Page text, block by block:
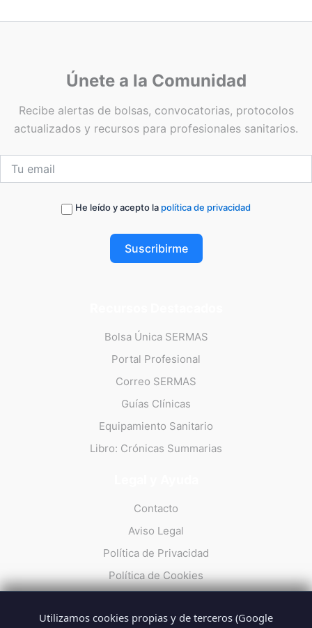
Únete a la Comunidad
Recibe alertas de bolsas, convocatorias, protocolos
actualizados y recursos para profesionales sanitarios.
He leído y acepto la política de privacidad
Suscribirme
Bolsa Única SERMAS
Portal Profesional
Correo SERMAS
Guías Clínicas
Equipamiento Sanitario
Libro: Crónicas Summarias
Contacto
Aviso Legal
Política de Privacidad
Política de Cookies
Utilizamos cookies propias y de terceros (Google